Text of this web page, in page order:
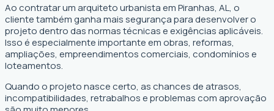
Ao contratar um arquiteto urbanista em Piranhas, AL, o
cliente também ganha mais segurança para desenvolver o
projeto dentro das normas técnicas e exigências aplicáveis.
Isso é especialmente importante em obras, reformas,
ampliações, empreendimentos comerciais, condomínios e
loteamentos.
Quando o projeto nasce certo, as chances de atrasos,
incompatibilidades, retrabalhos e problemas com aprovação